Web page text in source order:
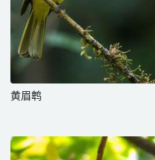
黄眉鹎